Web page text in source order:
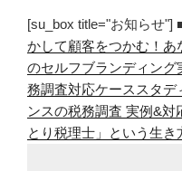
の
笑
顔
を
撮
る
[su_box title="お知らせ"]
かして顧客をつかむ！
のセルフブランディング
務調査対応ケーススタデ
ンスの税務調査 実例&対
とり税理士」という生き